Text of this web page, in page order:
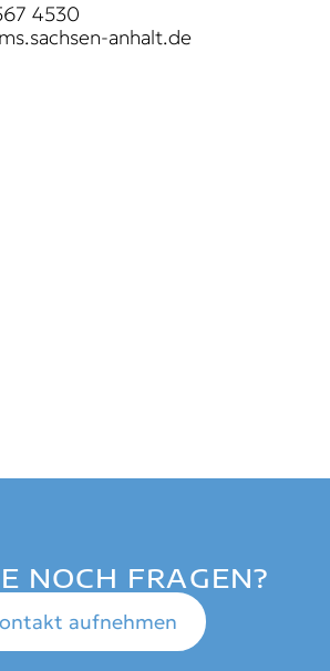
4530
anhalt.de
NOCH FRAGEN?
aufnehmen